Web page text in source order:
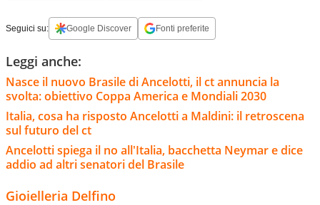
Seguici su: Google Discover Fonti preferite
Leggi anche:
Nasce il nuovo Brasile di Ancelotti, il ct annuncia la
svolta: obiettivo Coppa America e Mondiali 2030
Italia, cosa ha risposto Ancelotti a Maldini: il retroscena
sul futuro del ct
Ancelotti spiega il no all'Italia, bacchetta Neymar e dice
addio ad altri senatori del Brasile
Gioielleria Delfino